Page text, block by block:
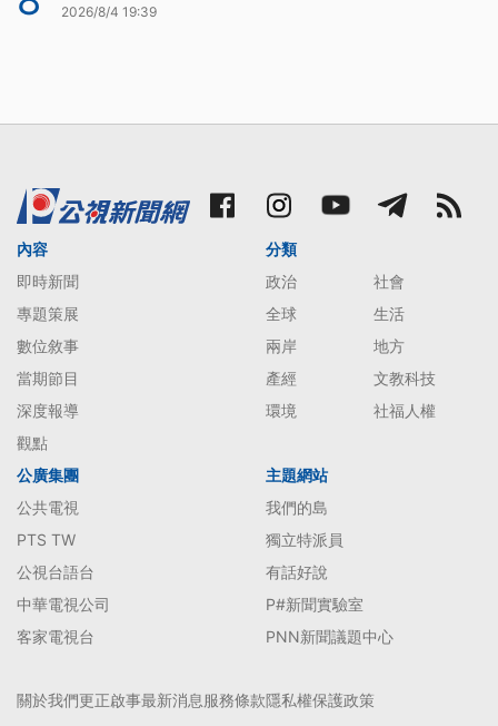
2026/8/4 19:39
內容
即時新聞
專題策展
數位敘事
當期節目
深度報導
觀點
分類
政治
社會
全球
生活
兩岸
地方
產經
文教科技
環境
社福人權
公廣集團
公共電視
PTS TW
公視台語台
中華電視公司
客家電視台
主題網站
我們的島
獨立特派員
有話好說
P#新聞實驗室
PNN新聞議題中心
關於我們更正啟事最新消息服務條款隱私權保護政策